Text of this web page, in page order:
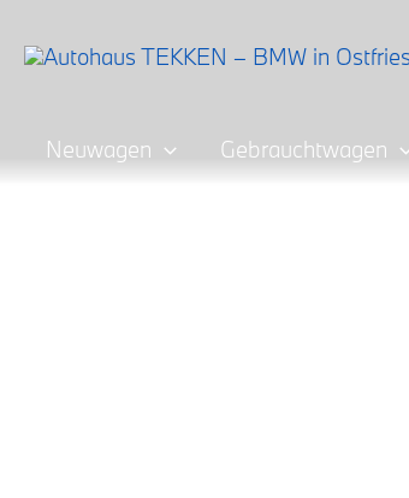
Inhalt
Neuwagen Gebrauchtwagen